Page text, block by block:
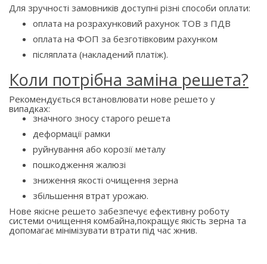
Для зручності замовників доступні різні способи оплати:
оплата на розрахунковий рахунок ТОВ з ПДВ
оплата на ФОП за безготівковим рахунком
післяплата (накладений платіж).
Коли потрібна заміна решета?
Рекомендується встановлювати нове решето у
випадках:
значного зносу старого решета
деформації рамки
руйнування або корозії металу
пошкодження жалюзі
зниження якості очищення зерна
збільшення втрат урожаю.
Нове якісне решето забезпечує ефективну роботу
системи очищення комбайна,покращує якість зерна та
допомагає мінімізувати втрати під час жнив.